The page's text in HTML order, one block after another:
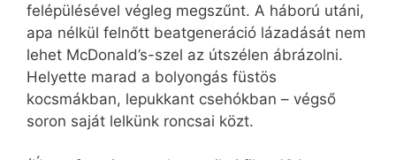
felépülésével végleg megszűnt. A háború utáni,
apa nélkül felnőtt beatgeneráció lázadását nem
lehet McDonald’s-szel az útszélen ábrázolni.
Helyette marad a bolyongás füstös
kocsmákban, lepukkant csehókban – végső
soron saját lelkünk roncsai közt.